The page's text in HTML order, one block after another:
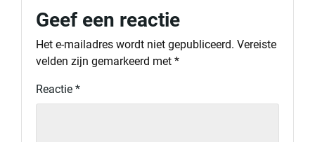
Geef een reactie
Het e-mailadres wordt niet gepubliceerd. Vereiste
velden zijn gemarkeerd met *
Reactie *